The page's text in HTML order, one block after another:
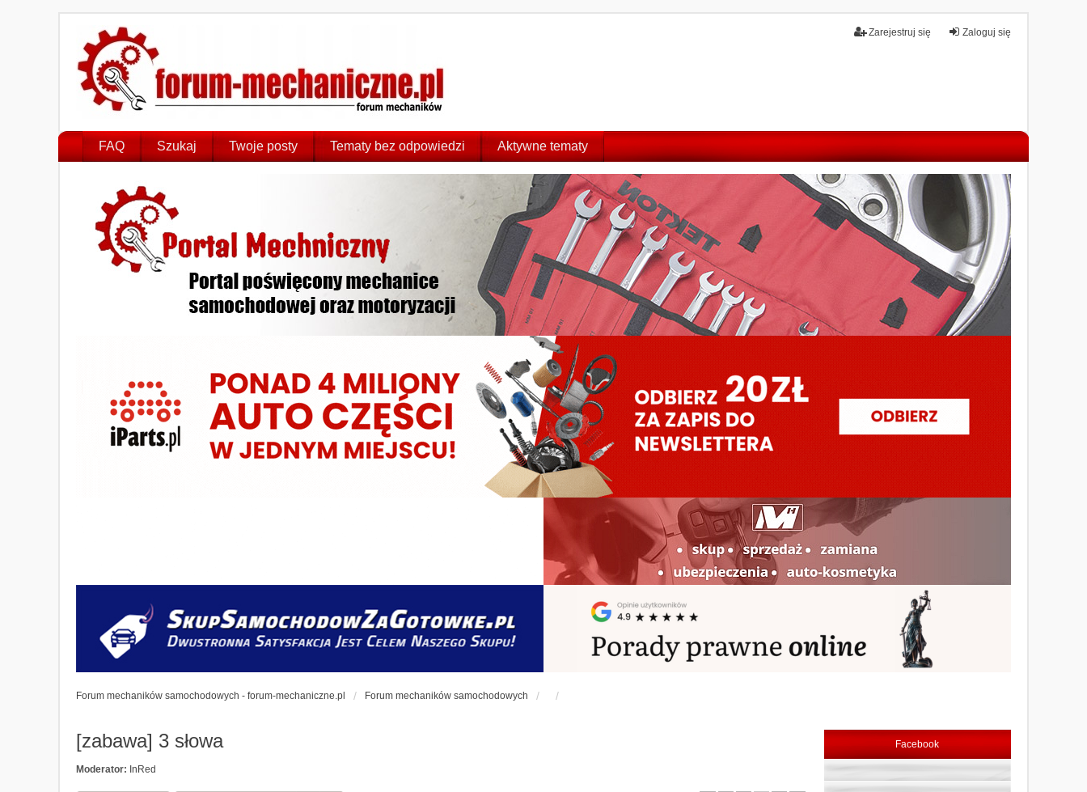
Zaloguj się
Zarejestruj się
FAQ Szukaj Twoje posty Tematy bez odpowiedzi Aktywne tematy
Forum mechaników samochodowych - forum-mechaniczne.pl Forum mechaników samochodowych
[zabawa] 3 słowa
Moderator: InRed
Facebook